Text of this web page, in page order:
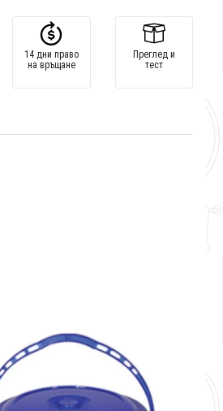
14 дни право
на връщане
Преглед и
тест